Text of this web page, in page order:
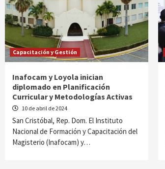
Capacitación y Gestión
Inafocam y Loyola inician
diplomado en Planificación
Curricular y Metodologías Activas
10 de abril de 2024
San Cristóbal, Rep. Dom. El Instituto
Nacional de Formación y Capacitación del
Magisterio (Inafocam) y…